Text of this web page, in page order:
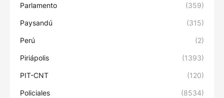
Parlamento (359)
Paysandú (315)
Perú (2)
Piriápolis (1393)
PIT-CNT (120)
Policiales (8534)